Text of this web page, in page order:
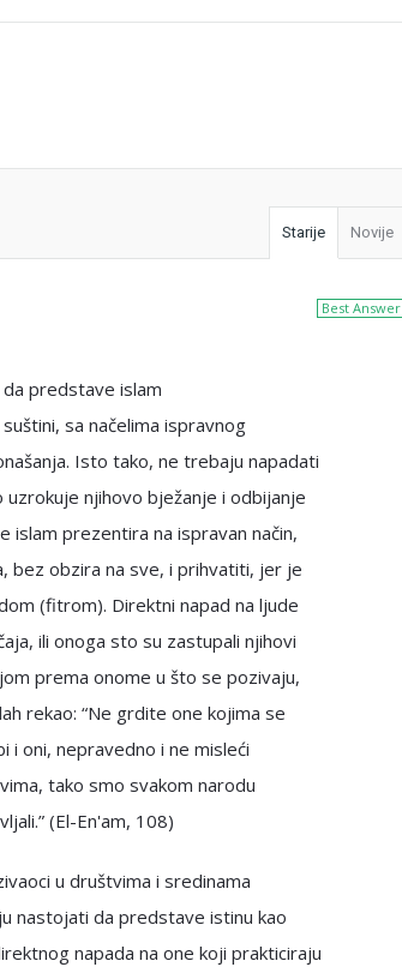
Starije Novije
Best Answer
predstave islam
sa načelima ispravnog
Isto tako, ne trebaju napadati
njihovo bježanje i odbijanje
islam prezentira na ispravan način,
bez obzira na sve, i prihvatiti, jer je
(fitrom). Direktni napad na ljude
ili onoga sto su zastupali njihovi
prema onome u što se pozivaju,
rekao: “Ne grdite one kojima se
i oni, nepravedno i ne misleći
tako smo svakom narodu
(El-En'am, 108)
u društvima i sredinama
nastojati da predstave istinu kao
napada na one koji prakticiraju